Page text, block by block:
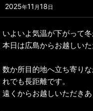
2025年11 月18日
いよいよ気温が下がって冬
本日は広島からお越しい
数か所目的地へ立ち寄り
れでも長距離です。
遠くからお越しいただきあ